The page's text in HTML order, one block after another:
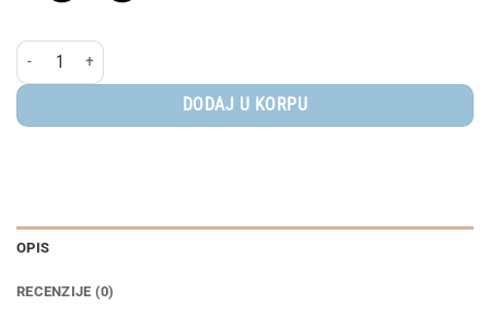
A Little Lovely Company® Komplet 2 grizala, Mushroom Cream količina
DODAJ U KORPU
OPIS
RECENZIJE (0)